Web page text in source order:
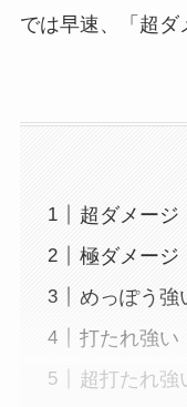
では早速、「超ダ
超ダメージ
極ダメージ
めっぽう強
打たれ強い
超打たれ強